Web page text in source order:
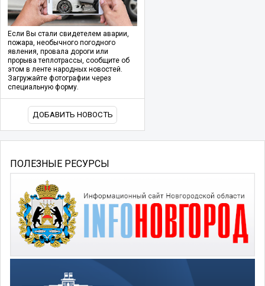
Если Вы стали свидетелем аварии,
пожара, необычного погодного
явления, провала дороги или
прорыва теплотрассы, сообщите об
этом в ленте народных новостей.
Загружайте фотографии через
специальную форму.
ДОБАВИТЬ НОВОСТЬ
ПОЛЕЗНЫЕ РЕСУРСЫ